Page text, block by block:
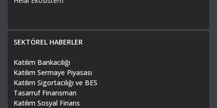
SEKTÖREL HABERLER
Katılım Bankacılığı
Katılım Sermaye Piyasası
Katılım Sigortacılığı ve BES
Tasarruf Finansman
Katılım Sosyal Finans